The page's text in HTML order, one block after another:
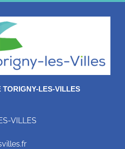
LES-VILLES
VILLES